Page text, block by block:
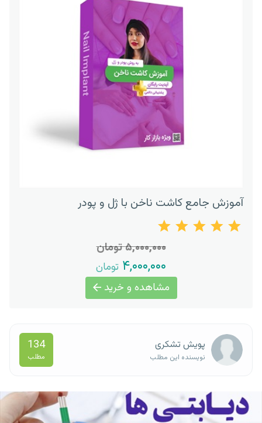
آموزش جامع کاشت ناخن با ژل و پودر
۵,۰۰۰,۰۰۰ تومان
۴,۰۰۰,۰۰۰ تومان
مشاهده و خرید
پویش تشکری
نویسنده این مطلب
134
مطلب